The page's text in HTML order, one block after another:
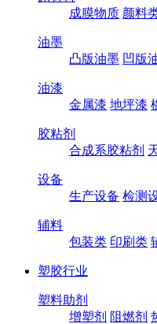
成膜物质 颜料
油墨
凸版油墨 凹版
油漆
金属漆 地坪漆
胶粘剂
合成系胶粘剂
设备
生产设备 检测
辅料
包装类 印刷类
塑胶行业
塑料助剂
增塑剂 阻燃剂